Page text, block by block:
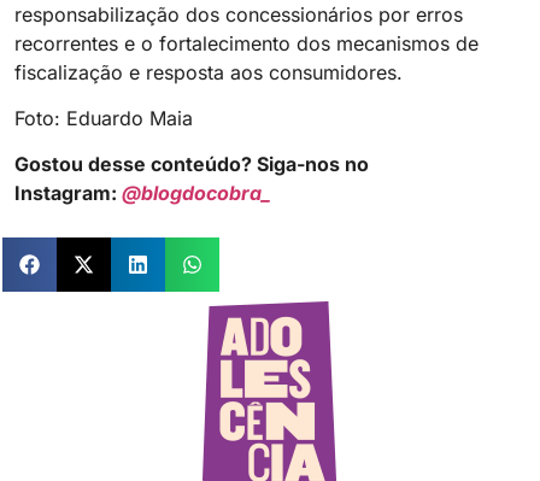
responsabilização dos concessionários por erros
recorrentes e o fortalecimento dos mecanismos de
fiscalização e resposta aos consumidores.
Foto: Eduardo Maia
Gostou desse conteúdo? Siga-nos no
Instagram: @blogdocobra_